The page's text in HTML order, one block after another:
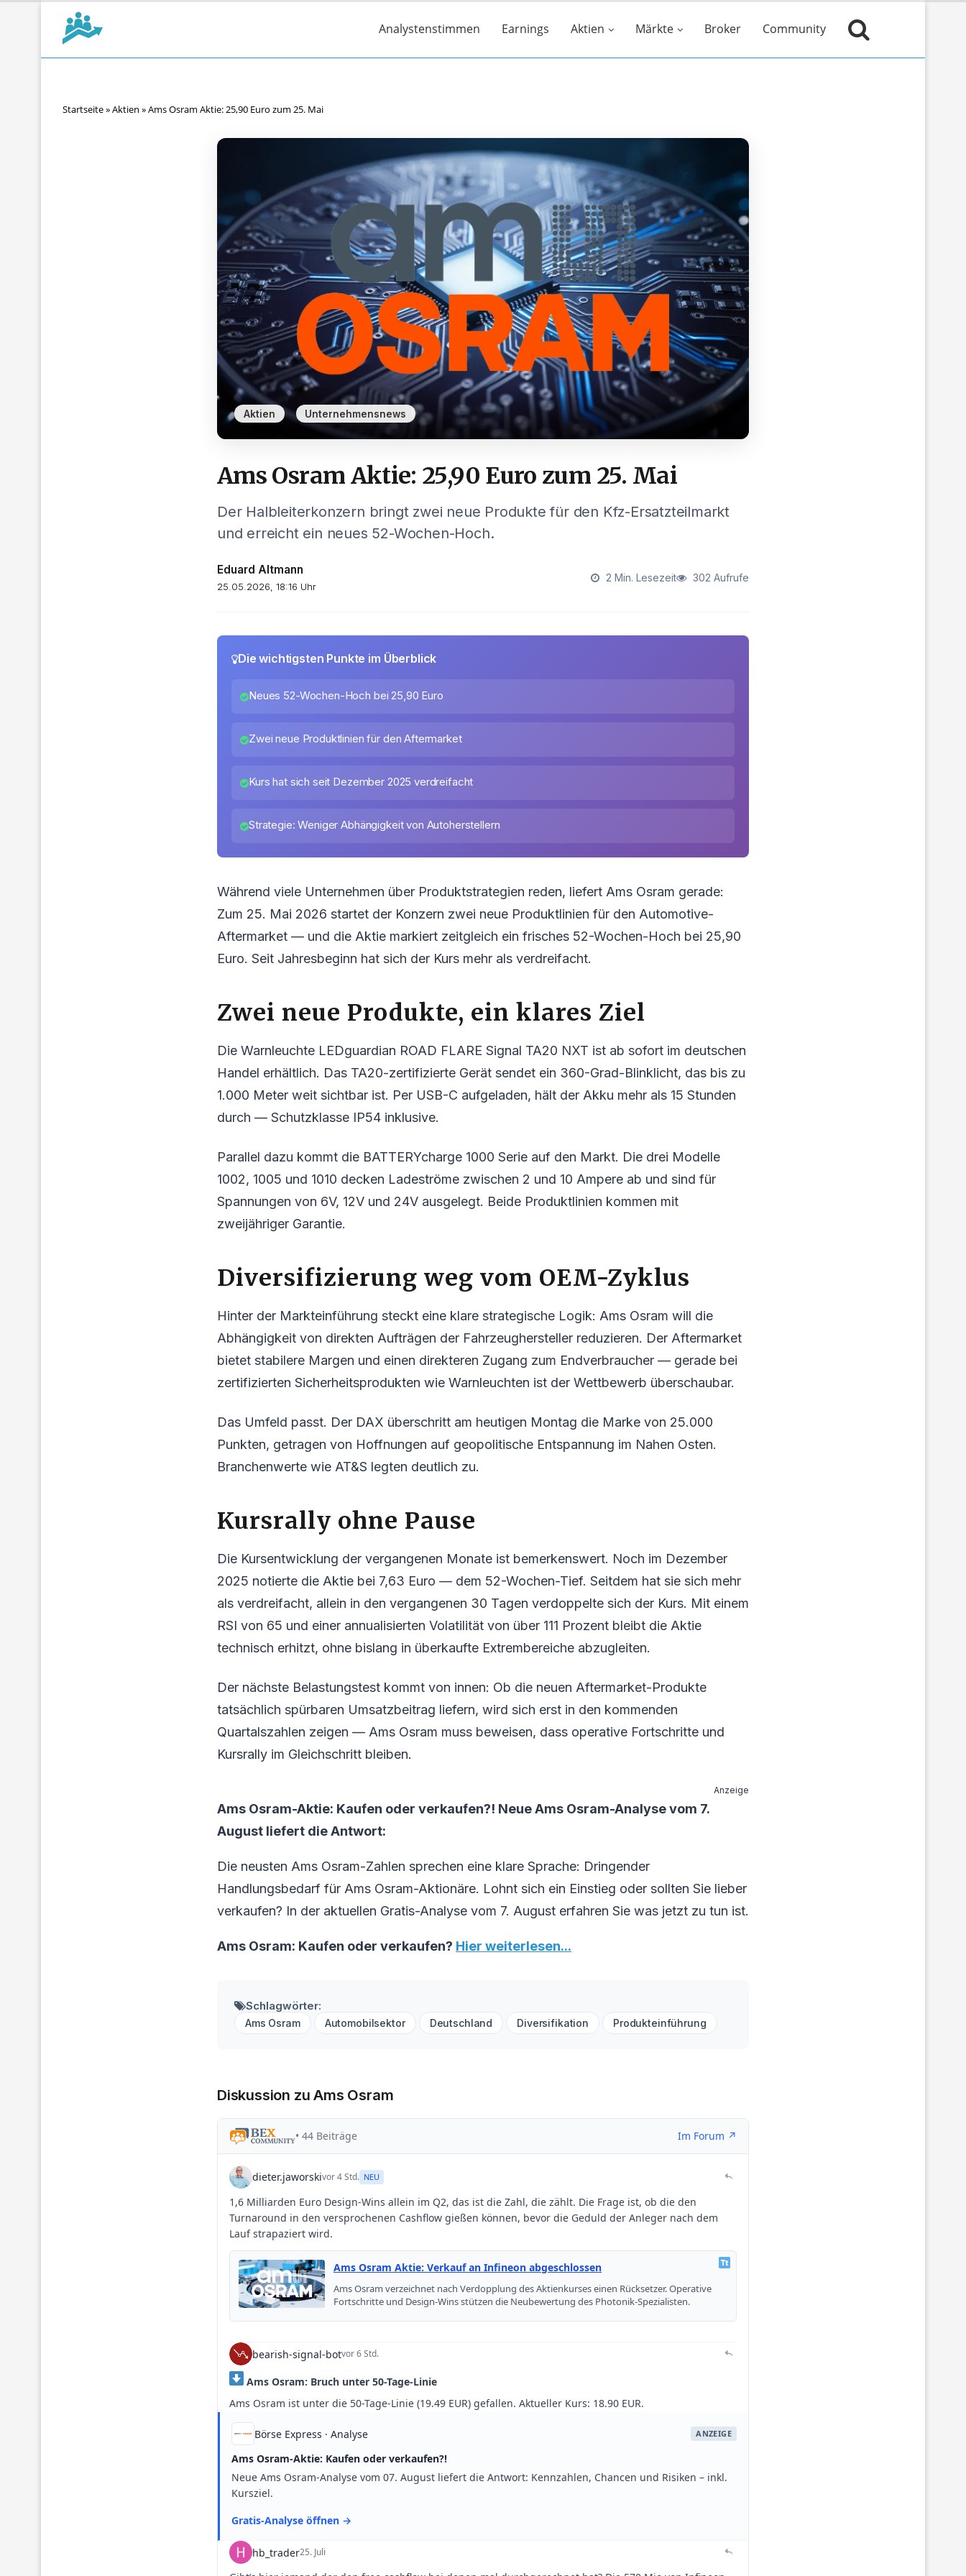
Analystenstimmen Earnings Aktien Märkte Broker Community
Startseite»Aktien »Ams Osram Aktie: 25,90 Euro zum 25. Mai
Aktien , Unternehmensnews
Ams Osram Aktie: 25,90 Euro zum 25. Mai
Der Halbleiterkonzern bringt zwei neue Produkte für den Kfz-Ersatzteilmarkt
und erreicht ein neues 52-Wochen-Hoch.
Eduard Altmann
25.05.2026, 18:16 Uhr
2 Min. Lesezeit 302 Aufrufe
Die wichtigsten Punkte im Überblick
Neues 52-Wochen-Hoch bei 25,90 Euro
Zwei neue Produktlinien für den Aftermarket
Kurs hat sich seit Dezember 2025 verdreifacht
Strategie: Weniger Abhängigkeit von Autoherstellern
Während viele Unternehmen über Produktstrategien reden, liefert Ams Osram gerade:
Zum 25. Mai 2026 startet der Konzern zwei neue Produktlinien für den Automotive-
Aftermarket — und die Aktie markiert zeitgleich ein frisches 52-Wochen-Hoch bei 25,90
Euro. Seit Jahresbeginn hat sich der Kurs mehr als verdreifacht.
Zwei neue Produkte, ein klares Ziel
Die Warnleuchte LEDguardian ROAD FLARE Signal TA20 NXT ist ab sofort im deutschen
Handel erhältlich. Das TA20-zertifizierte Gerät sendet ein 360-Grad-Blinklicht, das bis zu
1.000 Meter weit sichtbar ist. Per USB-C aufgeladen, hält der Akku mehr als 15 Stunden
durch — Schutzklasse IP54 inklusive.
Parallel dazu kommt die BATTERYcharge 1000 Serie auf den Markt. Die drei Modelle
1002, 1005 und 1010 decken Ladeströme zwischen 2 und 10 Ampere ab und sind für
Spannungen von 6V, 12V und 24V ausgelegt. Beide Produktlinien kommen mit
zweijähriger Garantie.
Diversifizierung weg vom OEM-Zyklus
Hinter der Markteinführung steckt eine klare strategische Logik: Ams Osram will die
Abhängigkeit von direkten Aufträgen der Fahrzeughersteller reduzieren. Der Aftermarket
bietet stabilere Margen und einen direkteren Zugang zum Endverbraucher — gerade bei
zertifizierten Sicherheitsprodukten wie Warnleuchten ist der Wettbewerb überschaubar.
Das Umfeld passt. Der DAX überschritt am heutigen Montag die Marke von 25.000
Punkten, getragen von Hoffnungen auf geopolitische Entspannung im Nahen Osten.
Branchenwerte wie AT&S legten deutlich zu.
Kursrally ohne Pause
Die Kursentwicklung der vergangenen Monate ist bemerkenswert. Noch im Dezember
2025 notierte die Aktie bei 7,63 Euro — dem 52-Wochen-Tief. Seitdem hat sie sich mehr
als verdreifacht, allein in den vergangenen 30 Tagen verdoppelte sich der Kurs. Mit einem
RSI von 65 und einer annualisierten Volatilität von über 111 Prozent bleibt die Aktie
technisch erhitzt, ohne bislang in überkaufte Extrembereiche abzugleiten.
Der nächste Belastungstest kommt von innen: Ob die neuen Aftermarket-Produkte
tatsächlich spürbaren Umsatzbeitrag liefern, wird sich erst in den kommenden
Quartalszahlen zeigen — Ams Osram muss beweisen, dass operative Fortschritte und
Kursrally im Gleichschritt bleiben.
Anzeige
Ams Osram-Aktie: Kaufen oder verkaufen?! Neue Ams Osram-Analyse vom 7.
August liefert die Antwort:
Die neusten Ams Osram-Zahlen sprechen eine klare Sprache: Dringender
Handlungsbedarf für Ams Osram-Aktionäre. Lohnt sich ein Einstieg oder sollten Sie lieber
verkaufen? In der aktuellen Gratis-Analyse vom 7. August erfahren Sie was jetzt zu tun ist.
Ams Osram: Kaufen oder verkaufen? Hier weiterlesen...
Schlagwörter:
Ams Osram Automobilsektor Deutschland Diversifikation Produkteinführung
Diskussion zu Ams Osram